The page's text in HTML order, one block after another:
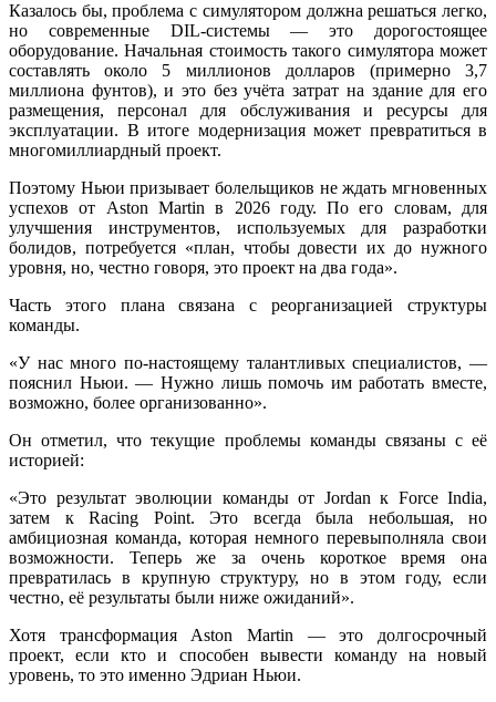
Казалось бы, проблема с симулятором должна решаться легко,
но современные DIL-системы — это дорогостоящее
оборудование. Начальная стоимость такого симулятора может
составлять около 5 миллионов долларов (примерно 3,7
миллиона фунтов), и это без учёта затрат на здание для его
размещения, персонал для обслуживания и ресурсы для
эксплуатации. В итоге модернизация может превратиться в
многомиллиардный проект.
Поэтому Ньюи призывает болельщиков не ждать мгновенных
успехов от Aston Martin в 2026 году. По его словам, для
улучшения инструментов, используемых для разработки
болидов, потребуется «план, чтобы довести их до нужного
уровня, но, честно говоря, это проект на два года».
Часть этого плана связана с реорганизацией структуры
команды.
«У нас много по-настоящему талантливых специалистов, —
пояснил Ньюи. — Нужно лишь помочь им работать вместе,
возможно, более организованно».
Он отметил, что текущие проблемы команды связаны с её
историей:
«Это результат эволюции команды от Jordan к Force India,
затем к Racing Point. Это всегда была небольшая, но
амбициозная команда, которая немного перевыполняла свои
возможности. Теперь же за очень короткое время она
превратилась в крупную структуру, но в этом году, если
честно, её результаты были ниже ожиданий».
Хотя трансформация Aston Martin — это долгосрочный
проект, если кто и способен вывести команду на новый
уровень, то это именно Эдриан Ньюи.